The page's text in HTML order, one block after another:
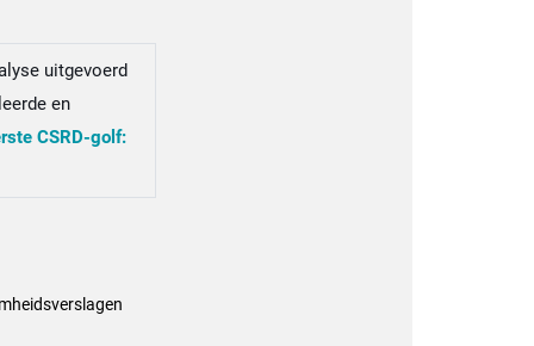
uitgevoerd
en
CSRD-golf: